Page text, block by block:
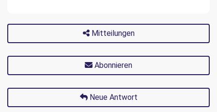
Mitteilungen
Abonnieren
Neue Antwort